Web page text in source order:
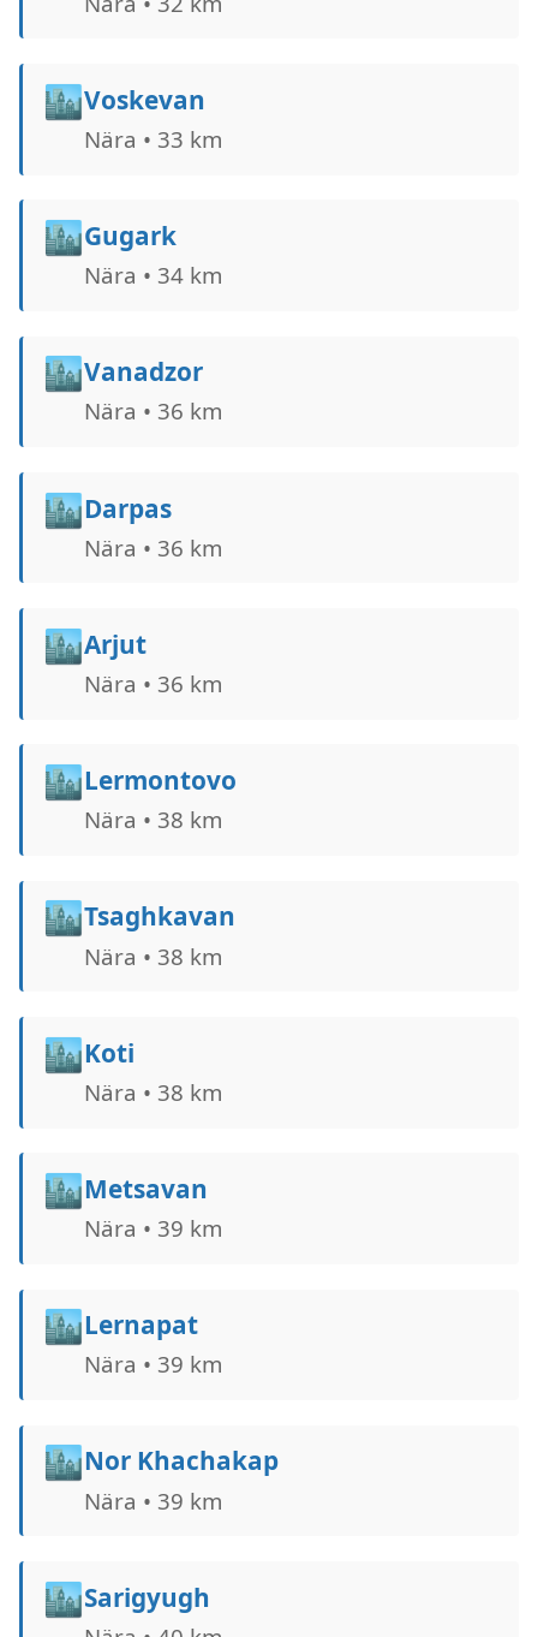
🏙️Voskevan
Nära • 33 km
🏙️Gugark
Nära • 34 km
🏙️Vanadzor
Nära • 36 km
🏙️Darpas
Nära • 36 km
🏙️Arjut
Nära • 36 km
🏙️Lermontovo
Nära • 38 km
🏙️Tsaghkavan
Nära • 38 km
🏙️Koti
Nära • 38 km
🏙️Metsavan
Nära • 39 km
🏙️Lernapat
Nära • 39 km
🏙️Nor Khachakap
Nära • 39 km
🏙️Sarigyugh